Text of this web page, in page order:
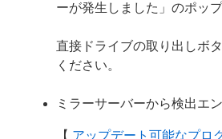
ーが発生しました」のポッ
直接ドライブの取り出しボ
ください。
ミラーサーバーから検出エ
【 アップデート可能なプロ